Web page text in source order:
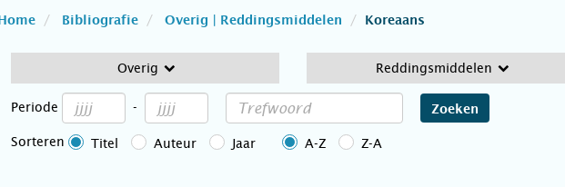
Home Bibliografie Overig | Reddingsmiddelen Koreaans
Overig Reddingsmiddelen
Periode - Zoeken
Sorteren Titel Auteur Jaar A-Z Z-A